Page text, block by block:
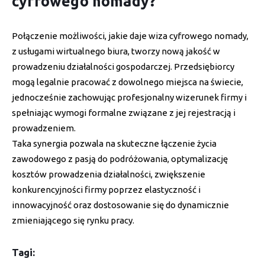
Połączenie możliwości, jakie daje wiza cyfrowego nomady,
z usługami wirtualnego biura, tworzy nową jakość w
prowadzeniu działalności gospodarczej. Przedsiębiorcy
mogą legalnie pracować z dowolnego miejsca na świecie,
jednocześnie zachowując profesjonalny wizerunek firmy i
spełniając wymogi formalne związane z jej rejestracją i
prowadzeniem.
Taka synergia pozwala na skuteczne łączenie życia
zawodowego z pasją do podróżowania, optymalizację
kosztów prowadzenia działalności, zwiększenie
konkurencyjności firmy poprzez elastyczność i
innowacyjność oraz dostosowanie się do dynamicznie
zmieniającego się rynku pracy.
Tagi: